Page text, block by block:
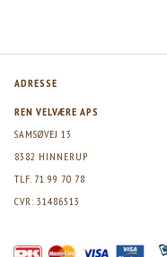
ADRESSE
REN VELVÆRE APS
SAMSØVEJ 13
8382 HINNERUP
TLF. 71 99 70 78
CVR: 31486513